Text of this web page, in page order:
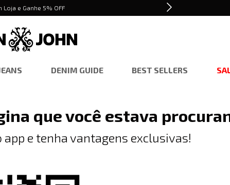
Loja e Ganhe 5% OFF
DENIM GUIDE BEST SELLERS
que você estava
e tenha vantagens exclusivas!